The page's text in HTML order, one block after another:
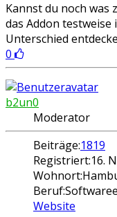
Kannst du noch was
das Addon
Unterschied
0
b2un0
Moderator
Beiträge:1819
Registriert:16.
Wohnort:
Beruf:
Website